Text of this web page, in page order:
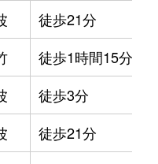
徒歩21分
徒歩1時間15分
徒歩3分
徒歩21分